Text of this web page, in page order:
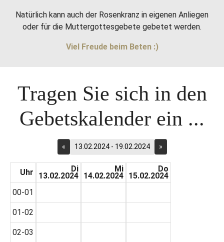
Natürlich kann auch der Rosenkranz in eigenen Anliegen
oder für die Muttergottesgebete gebetet werden.
Viel Freude beim Beten :)
Tragen Sie sich in den
Gebetskalender ein ...
« 13.02.2024 - 19.02.2024 »
Uhr
00-01
01-02
02-03
Di
13.02.2024
Mi
14.02.2024
Do
15.02.2024